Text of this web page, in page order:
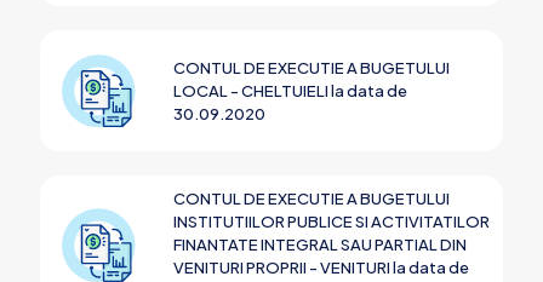
CONTUL DE EXECUTIE A BUGETULUI
LOCAL - CHELTUIELI la data de
30.09.2020
CONTUL DE EXECUTIE A BUGETULUI
INSTITUTIILOR PUBLICE SI ACTIVITATILOR
FINANTATE INTEGRAL SAU PARTIAL DIN
VENITURI PROPRII - VENITURI la data de